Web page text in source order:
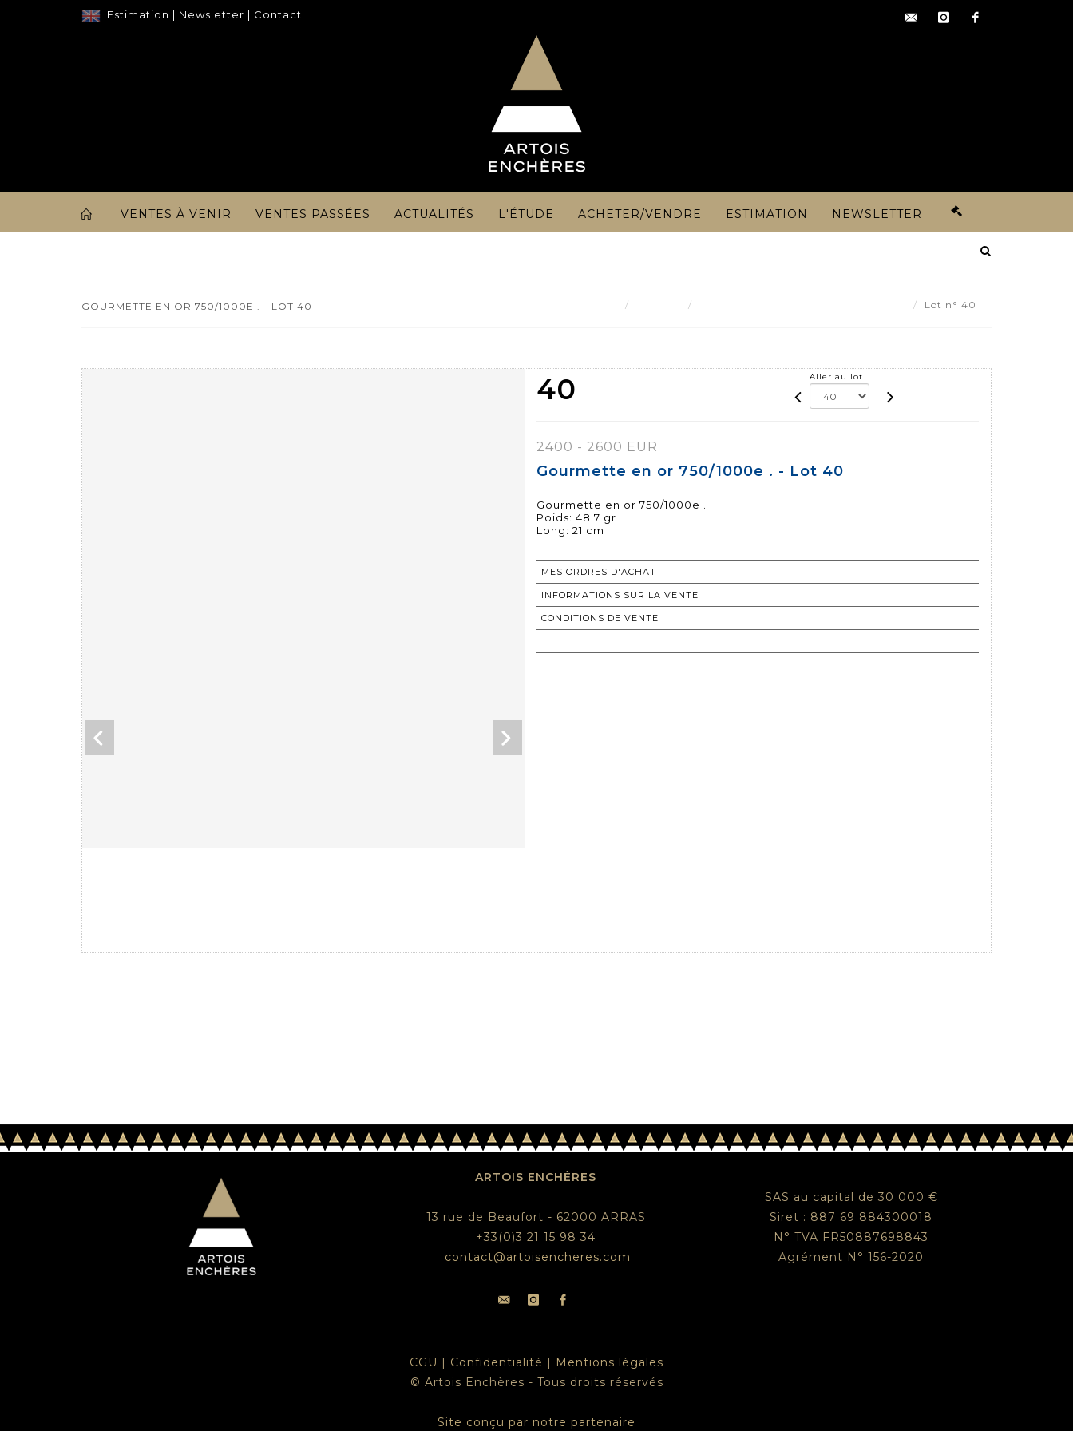
Estimation | Newsletter | Contact
VENTES À VENIR VENTES PASSÉES ACTUALITÉS L'ÉTUDE ACHETER/VENDRE ESTIMATION NEWSLETTER
GOURMETTE EN OR 750/1000E . - LOT 40 Lot n° 40
40 Aller au lot
2400 - 2600 EUR
Gourmette en or 750/1000e . - Lot 40
Gourmette en or 750/1000e .
Poids: 48.7 gr
Long: 21 cm
MES ORDRES D'ACHAT
INFORMATIONS SUR LA VENTE
CONDITIONS DE VENTE
ARTOIS ENCHÈRES
13 rue de Beaufort - 62000 ARRAS
+33(0)3 21 15 98 34
contact@artoisencheres.com
SAS au capital de 30 000 €
Siret : 887 69 884300018
N° TVA FR50887698843
Agrément N° 156-2020
CGU | Confidentialité | Mentions légales
© Artois Enchères - Tous droits réservés
Site conçu par notre partenaire